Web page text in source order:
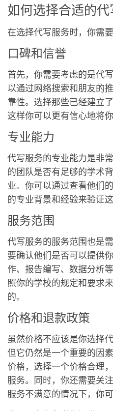
如何选择合适的代
在选择代写服务时，你需
口碑和信誉
首先，你需要考虑的是代
以通过网络搜索和朋友的
靠性。选择那些已经建立
这样你可以更有信心地将
专业能力
代写服务的专业能力是非
的团队是否有足够的学术
业。你可以通过查看他们
的专业背景和经验来验证这
服务范围
代写服务的服务范围也是
要确认他们是否可以提供
作、报告编写、数据分析
照你的学校的规定和要求
的。
价格和退款政策
虽然价格不应该是你选择
但它仍然是一个重要的因
价格，选择一个价格合理
服务。同时，你还需要关
服务不满意的情况下，你